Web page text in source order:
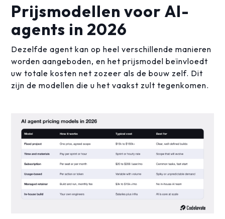
Prijsmodellen voor AI-
agents in 2026
Dezelfde agent kan op heel verschillende manieren
worden aangeboden, en het prijsmodel beïnvloedt
uw totale kosten net zozeer als de bouw zelf. Dit
zijn de modellen die u het vaakst zult tegenkomen.